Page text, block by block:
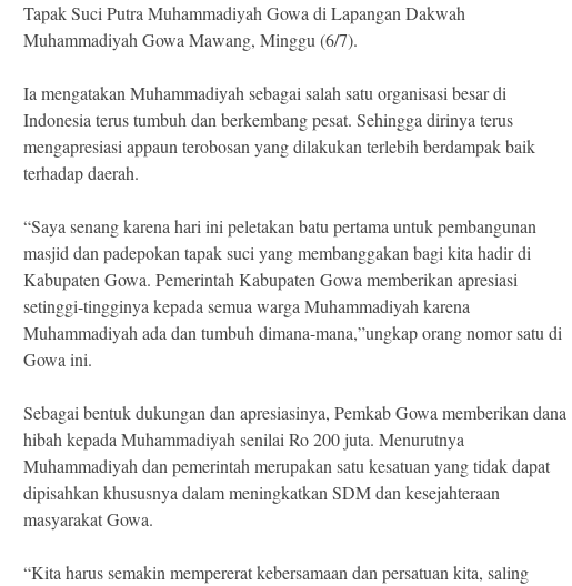
Tapak Suci Putra Muhammadiyah Gowa di Lapangan Dakwah
Muhammadiyah Gowa Mawang, Minggu (6/7).
Ia mengatakan Muhammadiyah sebagai salah satu organisasi besar di
Indonesia terus tumbuh dan berkembang pesat. Sehingga dirinya terus
mengapresiasi appaun terobosan yang dilakukan terlebih berdampak baik
terhadap daerah.
“Saya senang karena hari ini peletakan batu pertama untuk pembangunan
masjid dan padepokan tapak suci yang membanggakan bagi kita hadir di
Kabupaten Gowa. Pemerintah Kabupaten Gowa memberikan apresiasi
setinggi-tingginya kepada semua warga Muhammadiyah karena
Muhammadiyah ada dan tumbuh dimana-mana,”ungkap orang nomor satu di
Gowa ini.
Sebagai bentuk dukungan dan apresiasinya, Pemkab Gowa memberikan dana
hibah kepada Muhammadiyah senilai Ro 200 juta. Menurutnya
Muhammadiyah dan pemerintah merupakan satu kesatuan yang tidak dapat
dipisahkan khususnya dalam meningkatkan SDM dan kesejahteraan
masyarakat Gowa.
“Kita harus semakin mempererat kebersamaan dan persatuan kita, saling